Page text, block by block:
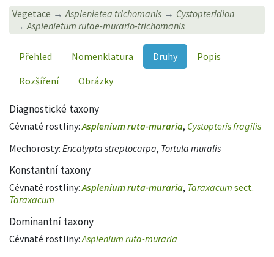
Vegetace Asplenietea trichomanis
Cystopteridion
Asplenietum rutae-murario-trichomanis
Přehled Nomenklatura Druhy
Popis
Rozšíření
Obrázky
Diagnostické taxony
Cévnaté rostliny:Asplenium ruta-muraria, Cystopteris fragilis
Mechorosty: Encalypta streptocarpa, Tortula muralis
Konstantní taxony
Cévnaté rostliny:Asplenium ruta-muraria, Taraxacum sect.
Taraxacum
Dominantní taxony
Cévnaté rostliny:Asplenium ruta-muraria